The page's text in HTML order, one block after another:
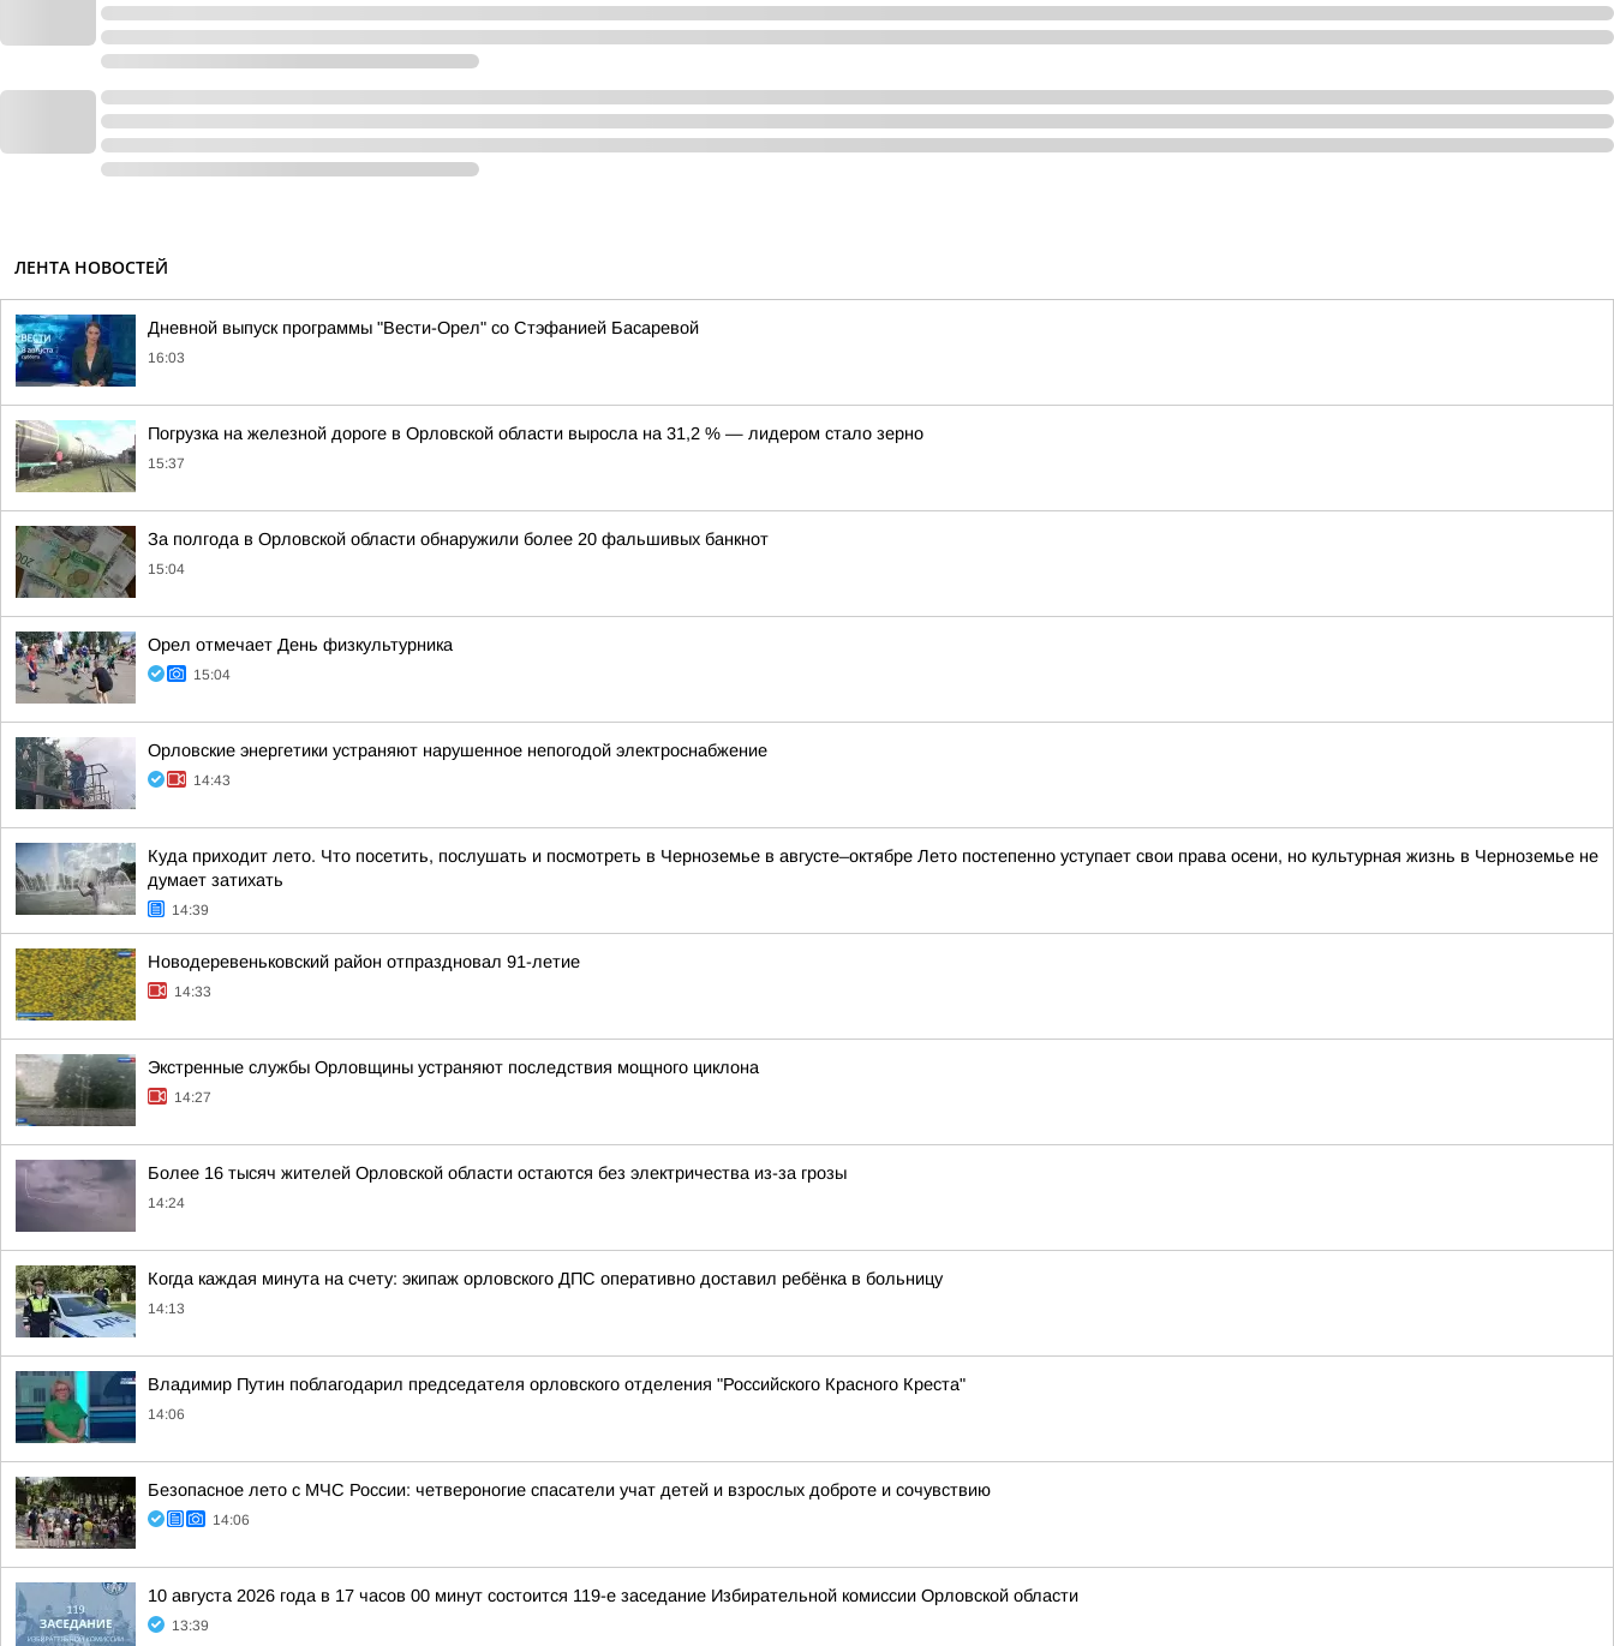
ЛЕНТА НОВОСТЕЙ
Дневной выпуск программы "Вести-Орел" со Стэфанией Басаревой
16:03
Погрузка на железной дороге в Орловской области выросла на 31,2 % — лидером стало зерно
15:37
За полгода в Орловской области обнаружили более 20 фальшивых банкнот
15:04
Орел отмечает День физкультурника
15:04
Орловские энергетики устраняют нарушенное непогодой электроснабжение
14:43
Куда приходит лето. Что посетить, послушать и посмотреть в Черноземье в августе–октябре Лето постепенно уступает свои права осени, но культурная жизнь в Черноземье не
думает затихать
14:39
Новодеревеньковский район отпраздновал 91-летие
14:33
Экстренные службы Орловщины устраняют последствия мощного циклона
14:27
Более 16 тысяч жителей Орловской области остаются без электричества из-за грозы
14:24
Когда каждая минута на счету: экипаж орловского ДПС оперативно доставил ребёнка в больницу
14:13
Владимир Путин поблагодарил председателя орловского отделения "Российского Красного Креста"
14:06
Безопасное лето с МЧС России: четвероногие спасатели учат детей и взрослых доброте и сочувствию
14:06
10 августа 2026 года в 17 часов 00 минут состоится 119-е заседание Избирательной комиссии Орловской области
13:39